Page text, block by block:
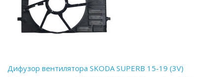
Дифузор вентилятора SKODA SUPERB 15-19 (3V)